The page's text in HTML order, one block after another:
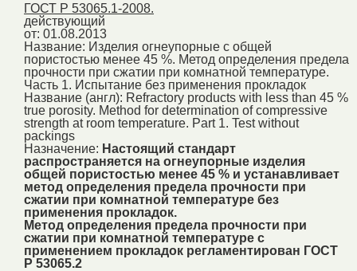
ГОСТ Р 53065.1-2008.
действующий
от: 01.08.2013
Название: Изделия огнеупорные с общей
пористостью менее 45 %. Метод определения предела
прочности при сжатии при комнатной температуре.
Часть 1. Испытание без применения прокладок
Название (англ): Refractory products with less than 45 %
true porosity. Method for determination of compressive
strength at room temperature. Part 1. Test without
packings
Назначение: Настоящий стандарт
распространяется на огнеупорные изделия
общей пористостью менее 45 % и устанавливает
метод определения предела прочности при
сжатии при комнатной температуре без
применения прокладок.
Метод определения предела прочности при
сжатии при комнатной температуре с
применением прокладок регламентирован ГОСТ
Р 53065.2